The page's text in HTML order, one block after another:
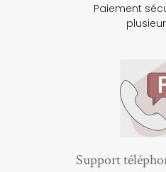
Paiement
Support